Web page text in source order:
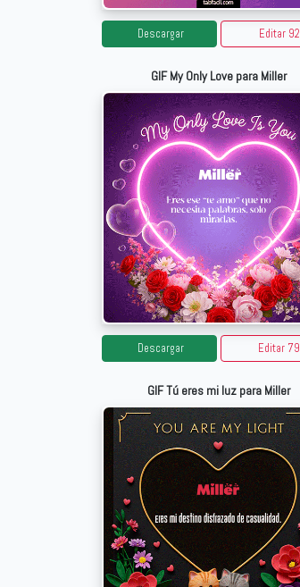
Descargar Editar 92
GIF My Only Love para Miller
Descargar Editar 79
GIF Tú eres mi luz para Miller